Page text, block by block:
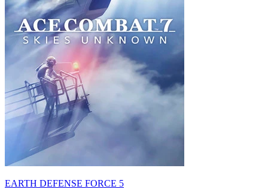
EARTH DEFENSE FORCE 5